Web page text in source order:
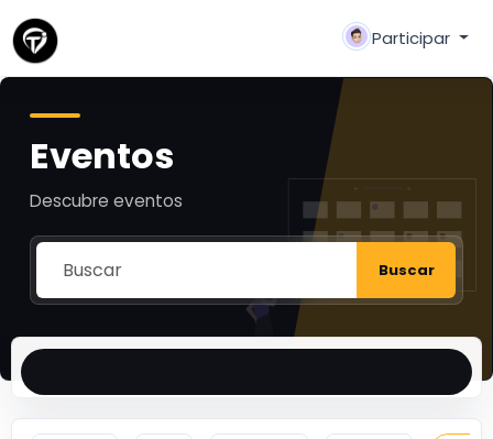
Participar
Eventos
Descubre eventos
Buscar